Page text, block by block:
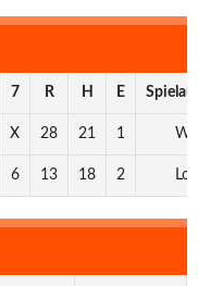
7 R H E
X 28 21 1
6 13 18 2